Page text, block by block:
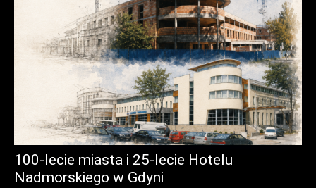
100-lecie miasta i 25-lecie Hotelu
Nadmorskiego w Gdyni